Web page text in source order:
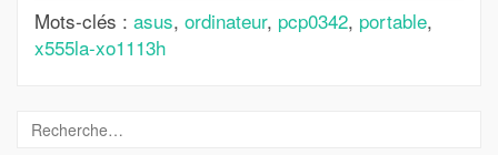
Mots-clés : asus, ordinateur, pcp0342, portable,
x555la-xo1113h